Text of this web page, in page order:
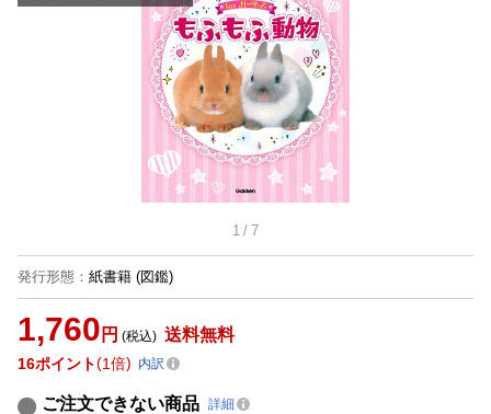
1 / 7
発行形態 ： 紙書籍 (図鑑)
1,760 円 (税込) 送料無料
16ポイント 1倍 内訳
ご注文できない商品 詳細